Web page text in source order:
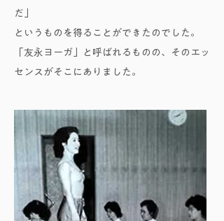
だ」
というものを得ることができたのでした。
「友永ヨーガ」と呼ばれるものの、そのエッ
センスがそこにありました。